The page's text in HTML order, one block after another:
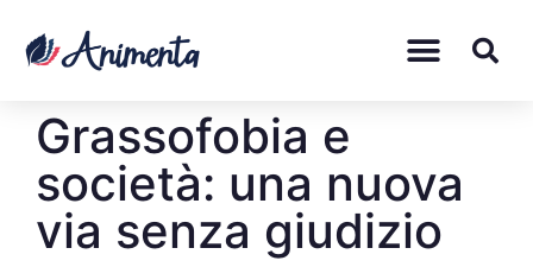
Grassofobia e
società: una nuova
via senza giudizio